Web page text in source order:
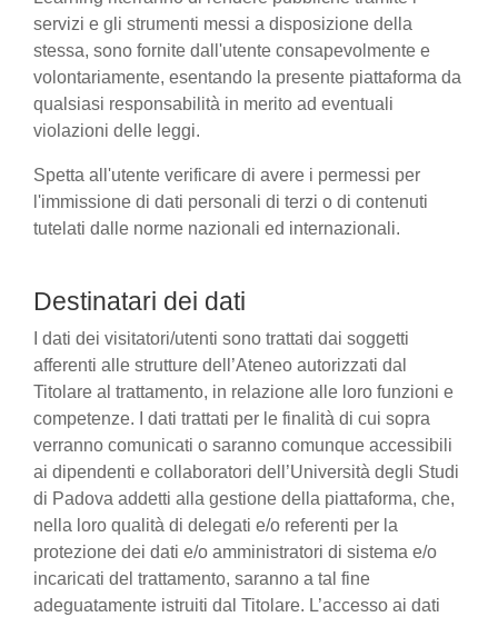
servizi e gli strumenti messi a disposizione della
stessa, sono fornite dall'utente consapevolmente e
volontariamente, esentando la presente piattaforma da
qualsiasi responsabilità in merito ad eventuali
violazioni delle leggi.
Spetta all'utente verificare di avere i permessi per
l'immissione di dati personali di terzi o di contenuti
tutelati dalle norme nazionali ed internazionali.
Destinatari dei dati
I dati dei visitatori/utenti sono trattati dai soggetti
afferenti alle strutture dell’Ateneo autorizzati dal
Titolare al trattamento, in relazione alle loro funzioni e
competenze. I dati trattati per le finalità di cui sopra
verranno comunicati o saranno comunque accessibili
ai dipendenti e collaboratori dell’Università degli Studi
di Padova addetti alla gestione della piattaforma, che,
nella loro qualità di delegati e/o referenti per la
protezione dei dati e/o amministratori di sistema e/o
incaricati del trattamento, saranno a tal fine
adeguatamente istruiti dal Titolare. L’accesso ai dati